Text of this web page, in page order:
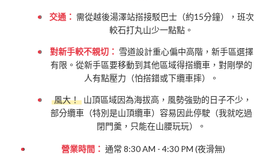
交通： 需從越後湯澤站搭接駁巴士（約15分鐘），班次
較石打丸山少一點點。
對新手較不親切： 雪道設計重心偏中高階，新手區選擇
有限。從新手區要移動到其他區域得搭纜車，對剛學的
人有點壓力（怕搭錯或下纜車摔）。
風大！ 山頂區域因為海拔高，風勢強勁的日子不少，
部分纜車（特別是山頂纜車）容易因此停駛（我就吃過
閉門羹，只能在山腰玩玩）。
營業時間： 通常 8:30 AM - 4:30 PM (夜滑無)